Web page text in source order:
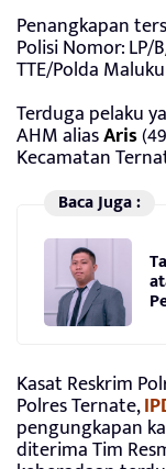
Penangkapan
Polisi Nomor: LP/
TTE/Polda
Terduga pelaku
AHM aliasAris
Kecamatan
Baca Juga :
Kasat Reskrim
Polres Ternate,
pengungkapan
diterima Tim